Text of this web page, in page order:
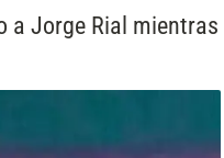
a Jorge Rial mientras